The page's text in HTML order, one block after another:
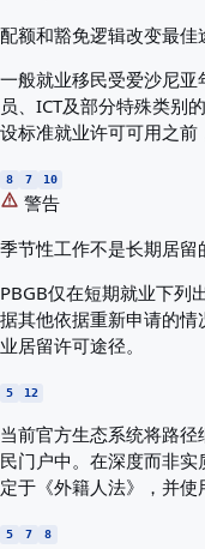
配额和豁免逻辑改变最佳
一般就业移民受爱沙尼
员、ICT及部分特殊类别
设标准就业许可可用之前
8 7 10
警告
季节性工作不是长期居留
PBGB仅在短期就业下列
据其他依据重新申请的
业居留许可途径。
5 12
当前官方生态系统将路
民门户中。在深度而非
定于《外籍人法》，并使
5 7 8